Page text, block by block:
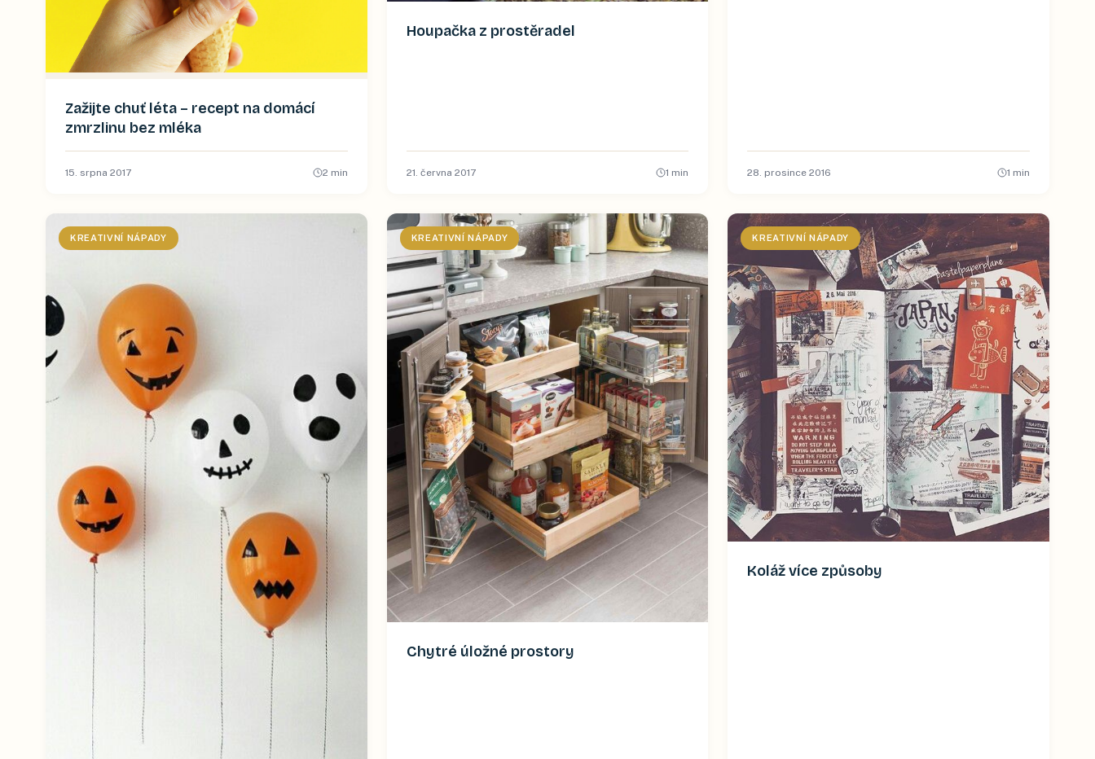
Zažijte chuť léta – recept na domácí
zmrzlinu bez mléka
15. srpna 2017 2 min
Houpačka z prostěradel
21. června 2017 1 min 28. prosince 2016 1 min
KREATIVNÍ NÁPADY KREATIVNÍ NÁPADY
Chytré úložné prostory
KREATIVNÍ NÁPADY
Koláž více způsoby